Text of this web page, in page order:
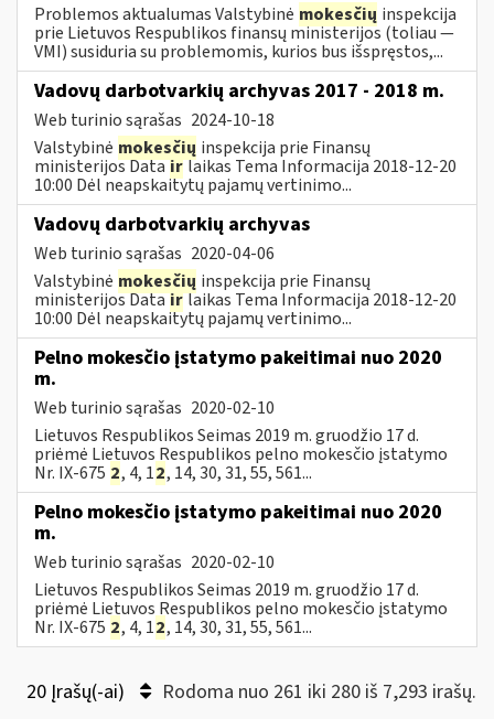
Problemos aktualumas Valstybinė mokesčių inspekcija
prie Lietuvos Respublikos finansų ministerijos (toliau ―
VMI) susiduria su problemomis, kurios bus išspręstos,...
Vadovų darbotvarkių archyvas 2017 - 2018 m.
Web turinio sąrašas 2024-10-18
Valstybinė mokesčių inspekcija prie Finansų
ministerijos Datairlaikas Tema Informacija 2018-12-20
10:00 Dėl neapskaitytų pajamų vertinimo...
Vadovų darbotvarkių archyvas
Web turinio sąrašas 2020-04-06
Valstybinė mokesčių inspekcija prie Finansų
ministerijos Datairlaikas Tema Informacija 2018-12-20
10:00 Dėl neapskaitytų pajamų vertinimo...
Pelno mokesčio įstatymo pakeitimai nuo 2020
m.
Web turinio sąrašas 2020-02-10
Lietuvos Respublikos Seimas 2019 m. gruodžio 17 d.
priėmė Lietuvos Respublikos pelno mokesčio įstatymo
Nr. IX-675 2, 4, 12, 14, 30, 31, 55, 561...
Pelno mokesčio įstatymo pakeitimai nuo 2020
m.
Web turinio sąrašas 2020-02-10
Lietuvos Respublikos Seimas 2019 m. gruodžio 17 d.
priėmė Lietuvos Respublikos pelno mokesčio įstatymo
Nr. IX-675 2, 4, 12, 14, 30, 31, 55, 561...
20 Įrašų(-ai) Rodoma nuo 261 iki 280 iš 7,293 irašų.